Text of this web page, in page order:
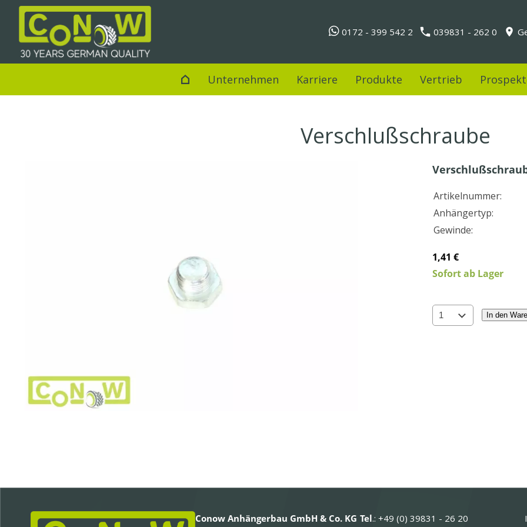
0172 - 399 542 2 039831 - 262 0
Unternehmen Karriere Produkte Vertrieb
Verschlußschraube
Artikelnummer:
Anhängertyp:
Gewinde:
1,41 €
Sofort ab Lager
In den
Conow Anhängerbau GmbH & Co. KG Tel.: +49 (0) 39831 - 26 20